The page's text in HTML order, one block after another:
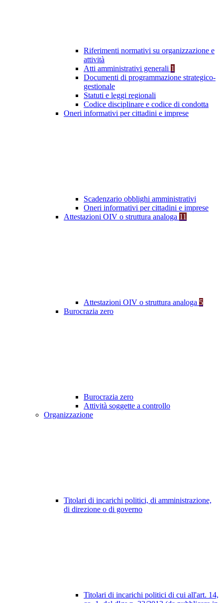
Riferimenti normativi su organizzazione e
attività
Atti amministrativi generali 1
Documenti di programmazione strategico-
gestionale
Statuti e leggi regionali
Codice disciplinare e codice di condotta
Oneri informativi per cittadini e imprese
Scadenzario obblighi amministrativi
Oneri informativi per cittadini e imprese
Attestazioni OIV o struttura analoga 11
Attestazioni OIV o struttura analoga 5
Burocrazia zero
Burocrazia zero
Attività soggette a controllo
Organizzazione
Titolari di incarichi politici, di amministrazione,
di direzione o di governo
Titolari di incarichi politici di cui all'art. 14,